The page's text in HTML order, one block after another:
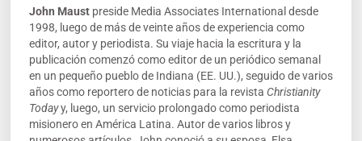
John Maustpreside Media Associates International desde
1998, luego de más de veinte años de experiencia como
editor, autor y periodista. Su viaje hacia la escritura y la
publicación comenzó como editor de un periódico semanal
en un pequeño pueblo de Indiana (EE. UU.), seguido de varios
años como reportero de noticias para la revista Christianity
Todayy, luego, un servicio prolongado como periodista
misionero en América Latina. Autor de varios libros y